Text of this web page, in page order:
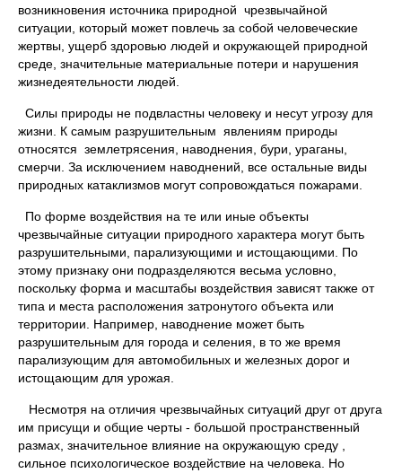
возникновения источника природной чрезвычайной
ситуации, который может повлечь за собой человеческие
жертвы, ущерб здоровью людей и окружающей природной
среде, значительные материальные потери и нарушения
жизнедеятельности людей.
Силы природы не подвластны человеку и несут угрозу для
жизни. К самым разрушительным явлениям природы
относятся землетрясения, наводнения, бури, ураганы,
смерчи. За исключением наводнений, все остальные виды
природных катаклизмов могут сопровождаться пожарами.
По форме воздействия на те или иные объекты
чрезвычайные ситуации природного характера могут быть
разрушительными, парализующими и истощающими. По
этому признаку они подразделяются весьма условно,
поскольку форма и масштабы воздействия зависят также от
типа и места расположения затронутого объекта или
территории. Например, наводнение может быть
разрушительным для города и селения, в то же время
парализующим для автомобильных и железных дорог и
истощающим для урожая.
Несмотря на отличия чрезвычайных ситуаций друг от друга
им присущи и общие черты - большой пространственный
размах, значительное влияние на окружающую среду ,
сильное психологическое воздействие на человека. Но